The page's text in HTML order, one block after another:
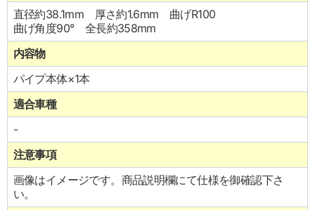
直径約38.1mm 厚さ約1.6mm 曲げR100
曲げ角度90° 全長約358mm
内容物
パイプ本体×1本
適合車種
-
注意事項
画像はイメージです。商品説明欄にて仕様を御確認下さ
い。